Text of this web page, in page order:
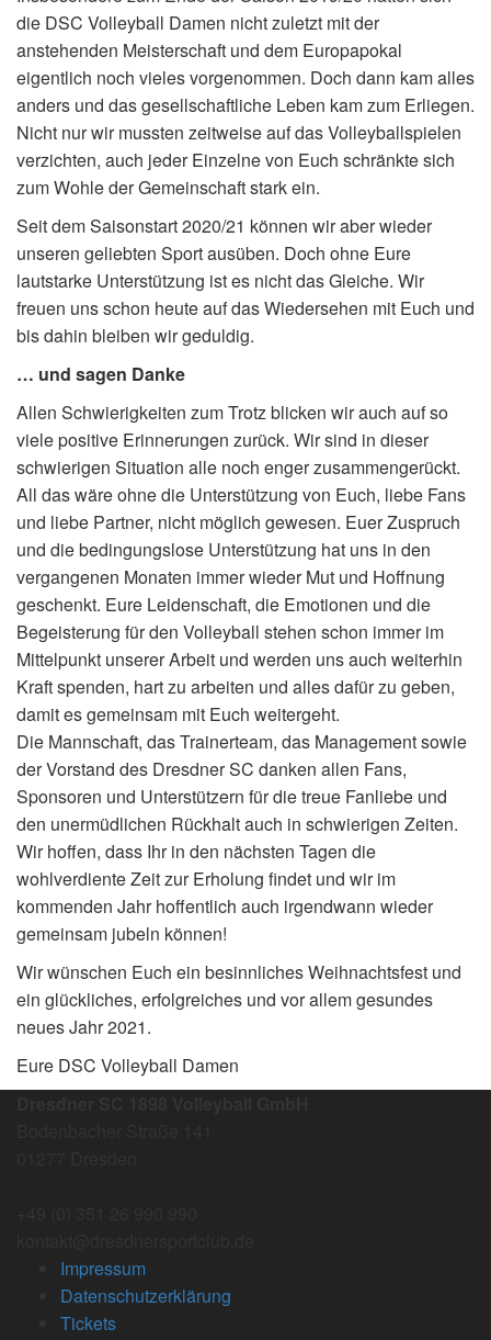
die DSC Volleyball Damen nicht zuletzt mit der
anstehenden Meisterschaft und dem Europapokal
eigentlich noch vieles vorgenommen. Doch dann kam alles
anders und das gesellschaftliche Leben kam zum Erliegen.
Nicht nur wir mussten zeitweise auf das Volleyballspielen
verzichten, auch jeder Einzelne von Euch schränkte sich
zum Wohle der Gemeinschaft stark ein.
Seit dem Saisonstart 2020/21 können wir aber wieder
unseren geliebten Sport ausüben. Doch ohne Eure
lautstarke Unterstützung ist es nicht das Gleiche. Wir
freuen uns schon heute auf das Wiedersehen mit Euch und
bis dahin bleiben wir geduldig.
… und sagen Danke
Allen Schwierigkeiten zum Trotz blicken wir auch auf so
viele positive Erinnerungen zurück. Wir sind in dieser
schwierigen Situation alle noch enger zusammengerückt.
All das wäre ohne die Unterstützung von Euch, liebe Fans
und liebe Partner, nicht möglich gewesen. Euer Zuspruch
und die bedingungslose Unterstützung hat uns in den
vergangenen Monaten immer wieder Mut und Hoffnung
geschenkt. Eure Leidenschaft, die Emotionen und die
Begeisterung für den Volleyball stehen schon immer im
Mittelpunkt unserer Arbeit und werden uns auch weiterhin
Kraft spenden, hart zu arbeiten und alles dafür zu geben,
damit es gemeinsam mit Euch weitergeht.
Die Mannschaft, das Trainerteam, das Management sowie
der Vorstand des Dresdner SC danken allen Fans,
Sponsoren und Unterstützern für die treue Fanliebe und
den unermüdlichen Rückhalt auch in schwierigen Zeiten.
Wir hoffen, dass Ihr in den nächsten Tagen die
wohlverdiente Zeit zur Erholung findet und wir im
kommenden Jahr hoffentlich auch irgendwann wieder
gemeinsam jubeln können!
Wir wünschen Euch ein besinnliches Weihnachtsfest und
ein glückliches, erfolgreiches und vor allem gesundes
neues Jahr 2021.
Eure DSC Volleyball Damen
Impressum
Datenschutzerklärung
Tickets